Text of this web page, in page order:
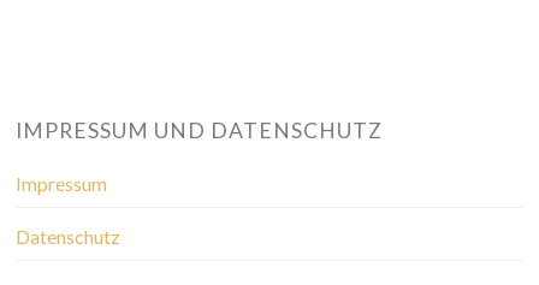
IMPRESSUM UND DATENSCHUTZ
Impressum
Datenschutz